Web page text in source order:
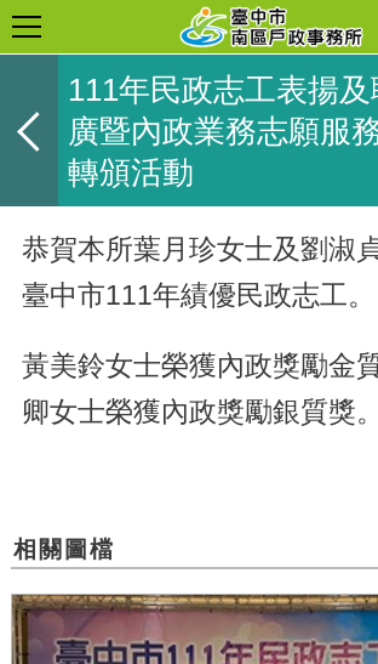
111年民政志工表揚
廣暨內政業務志願服
轉頒活動
恭賀本所葉月珍女士及劉淑
臺中市111年績優民政志工。
黃美鈴女士榮獲內政獎勵金
卿女士榮獲內政獎勵銀質獎。
相關圖檔